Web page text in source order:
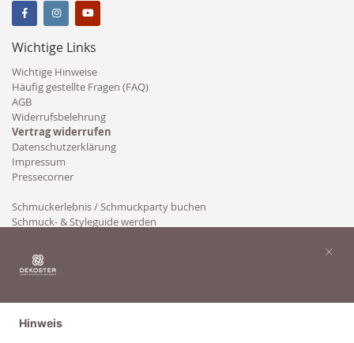
Wichtige Links
Wichtige Hinweise
Häufig gestellte Fragen (FAQ)
AGB
Widerrufsbelehrung
Vertrag widerrufen
Datenschutzerklärung
Impressum
Pressecorner
Schmuckerlebnis / Schmuckparty buchen
Schmuck- & Styleguide werden
Hinweis
×